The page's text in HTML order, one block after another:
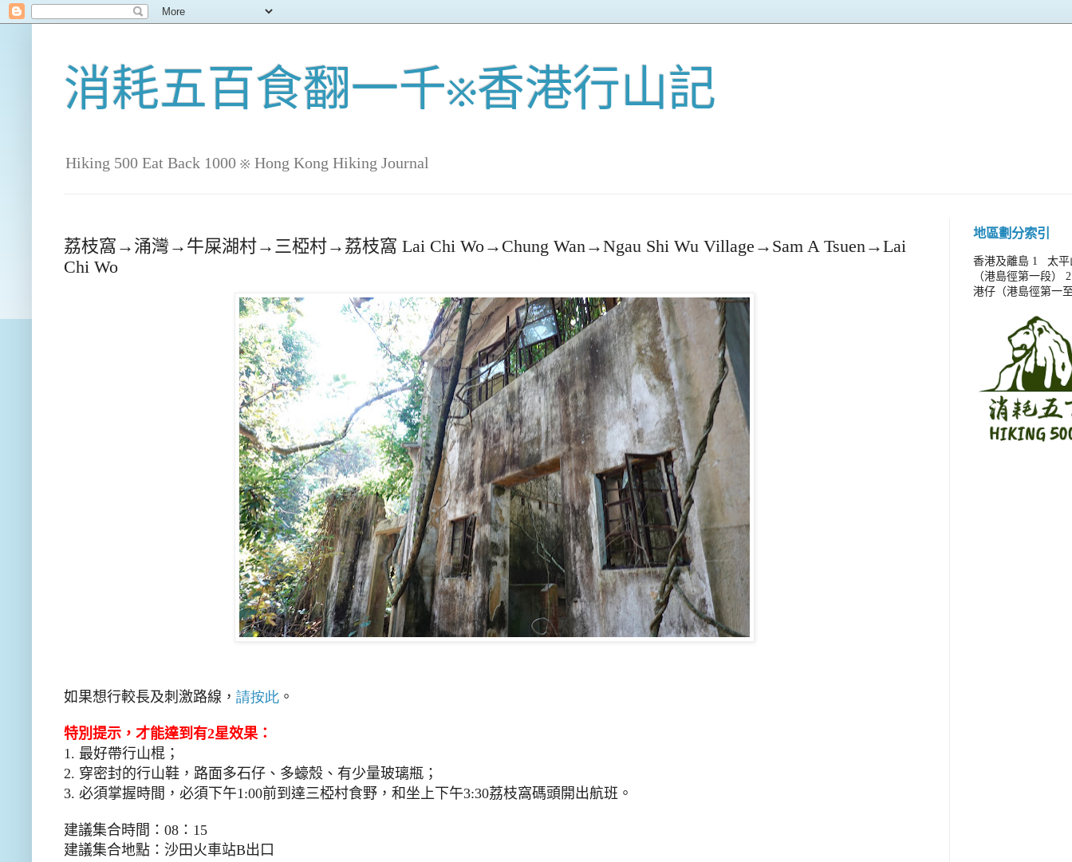
消耗五百食翻一千※香港行山記
Hiking 500 Eat Back 1000 ※ Hong Kong Hiking Journal
荔枝窩→涌灣→牛屎湖村→三椏村→荔枝窩 Lai Chi Wo→Chung Wan→Ngau Shi Wu Village→Sam A Tsuen→Lai
Chi Wo
如果想行較長及刺激路線， 請按此 。
特別提示，才能達到有2星效果：
1. 最好帶行山棍；
2. 穿密封的行山鞋，路面多石仔、多蠔殼、有少量玻璃瓶；
3. 必須掌握時間，必須下午1:00前到達三椏村食野，和坐上下午3:30荔枝窩碼頭開出航班。
建議集合時間： 08 ： 15
建議集合地點：沙田火車站B出口
地區劃分索引
香港及離島 1 太
（港島徑第一段
港仔（港島徑第一